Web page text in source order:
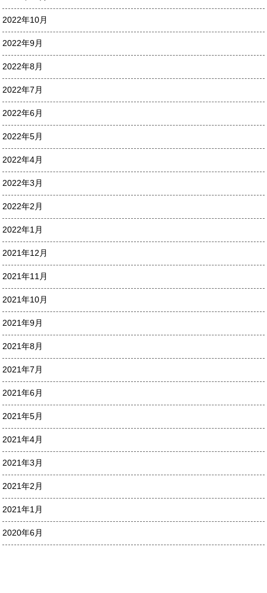
2022年10月
2022年9月
2022年8月
2022年7月
2022年6月
2022年5月
2022年4月
2022年3月
2022年2月
2022年1月
2021年12月
2021年11月
2021年10月
2021年9月
2021年8月
2021年7月
2021年6月
2021年5月
2021年4月
2021年3月
2021年2月
2021年1月
2020年6月